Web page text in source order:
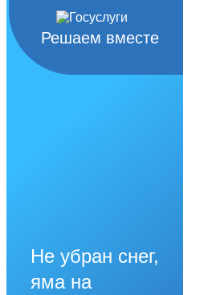
Решаем вместе
Не убран снег,
яма на